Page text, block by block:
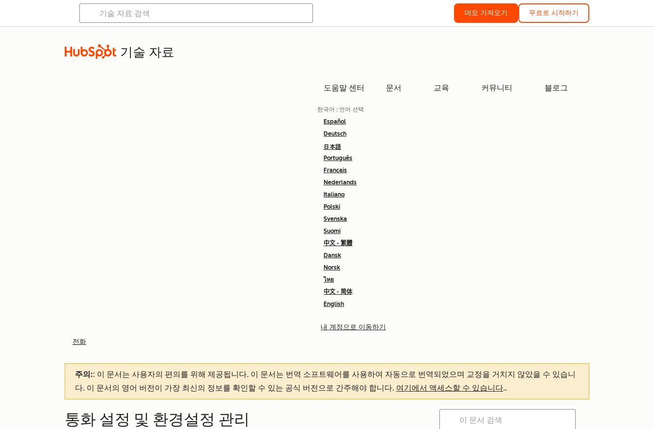
데모 가져오기 무료로 시작하기
기술 자료
도움말 센터 문서 교육 커뮤니티 블로그
한국어 : 언어 선택
Español
Deutsch
日本語
Português
Français
Nederlands
Italiano
Polski
Svenska
Suomi
中文 - 繁體
Dansk
Norsk
ไทย
中文 - 简体
English
내 계정으로 이동하기
전화
주의:: 이 문서는 사용자의 편의를 위해 제공됩니다. 이 문서는 번역 소프트웨어를 사용하여 자동으로 번역되었으며 교정을 거치지 않았을 수 있습니
다. 이 문서의 영어 버전이 가장 최신의 정보를 확인할 수 있는 공식 버전으로 간주해야 합니다. 여기에서 액세스할 수 있습니다..
통화 설정 및 환경설정 관리